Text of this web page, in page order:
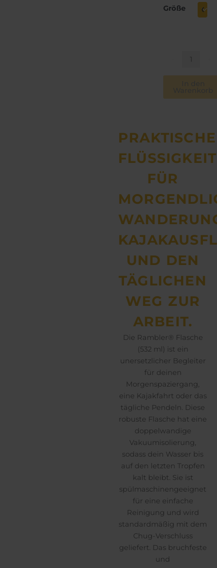
Größe
Rambler
/
Größen
PRAKTISCHE
FÜR
UND DEN
TÄGLICHEN
WEG ZUR
ARBEIT.
Die Rambler® Flasche
(532 ml) ist ein
unersetzlicher Begleiter
für deinen
Morgenspaziergang,
eine Kajakfahrt oder das
tägliche Pendeln. Diese
robuste Flasche hat eine
doppelwandige
Vakuumisolierung,
sodass dein Wasser bis
auf den letzten Tropfen
kalt bleibt. Sie ist
spülmaschinengeeignet
für eine einfache
Reinigung und wird
standardmäßig mit dem
Chug-Verschluss
geliefert. Das bruchfeste
und